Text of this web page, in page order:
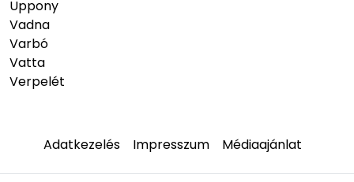
Uppony
Vadna
Varbó
Vatta
Verpelét
Adatkezelés Impresszum Médiaajánlat